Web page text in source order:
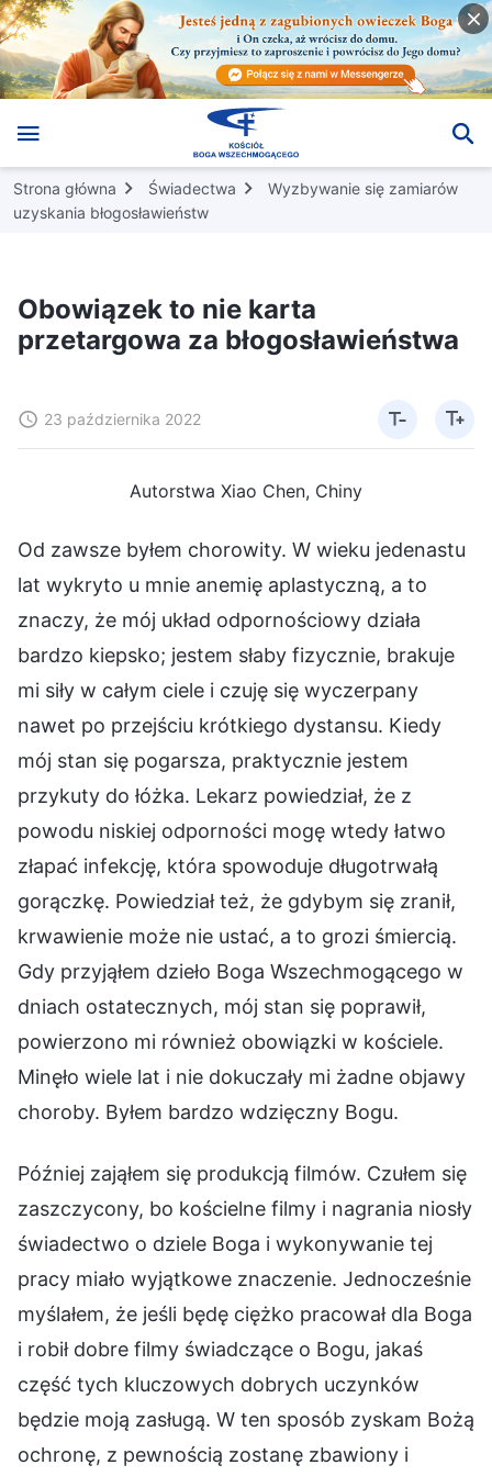
Strona główna Świadectwa
Wyzbywanie się zamiarów
uzyskania błogosławieństw
Obowiązek to nie karta
przetargowa za błogosławieństwa
23 października 2022
Autorstwa Xiao Chen, Chiny
Od zawsze byłem chorowity. W wieku jedenastu
lat wykryto u mnie anemię aplastyczną, a to
znaczy, że mój układ odpornościowy działa
bardzo kiepsko; jestem słaby fizycznie, brakuje
mi siły w całym ciele i czuję się wyczerpany
nawet po przejściu krótkiego dystansu. Kiedy
mój stan się pogarsza, praktycznie jestem
przykuty do łóżka. Lekarz powiedział, że z
powodu niskiej odporności mogę wtedy łatwo
złapać infekcję, która spowoduje długotrwałą
gorączkę. Powiedział też, że gdybym się zranił,
krwawienie może nie ustać, a to grozi śmiercią.
Gdy przyjąłem dzieło Boga Wszechmogącego w
dniach ostatecznych, mój stan się poprawił,
powierzono mi również obowiązki w kościele.
Minęło wiele lat i nie dokuczały mi żadne objawy
choroby. Byłem bardzo wdzięczny Bogu.
Później zająłem się produkcją filmów. Czułem się
zaszczycony, bo kościelne filmy i nagrania niosły
świadectwo o dziele Boga i wykonywanie tej
pracy miało wyjątkowe znaczenie. Jednocześnie
myślałem, że jeśli będę ciężko pracował dla Boga
i robił dobre filmy świadczące o Bogu, jakaś
część tych kluczowych dobrych uczynków
będzie moją zasługą. W ten sposób zyskam Bożą
ochronę, z pewnością zostanę zbawiony i